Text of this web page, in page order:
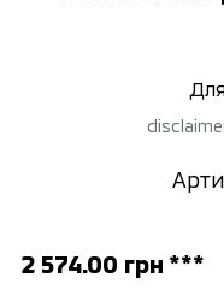
2 574.00 грн ***